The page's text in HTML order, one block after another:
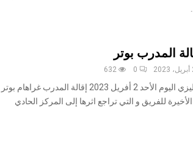
المدرب بوتر
0
632
أعلن تشيلسي الانقليزي اليوم الأحد 2 أفريل 2023 إقالة المدرب غراهام بوتر
للفريق و التي تراجع اثرها إلى المركز الحادي